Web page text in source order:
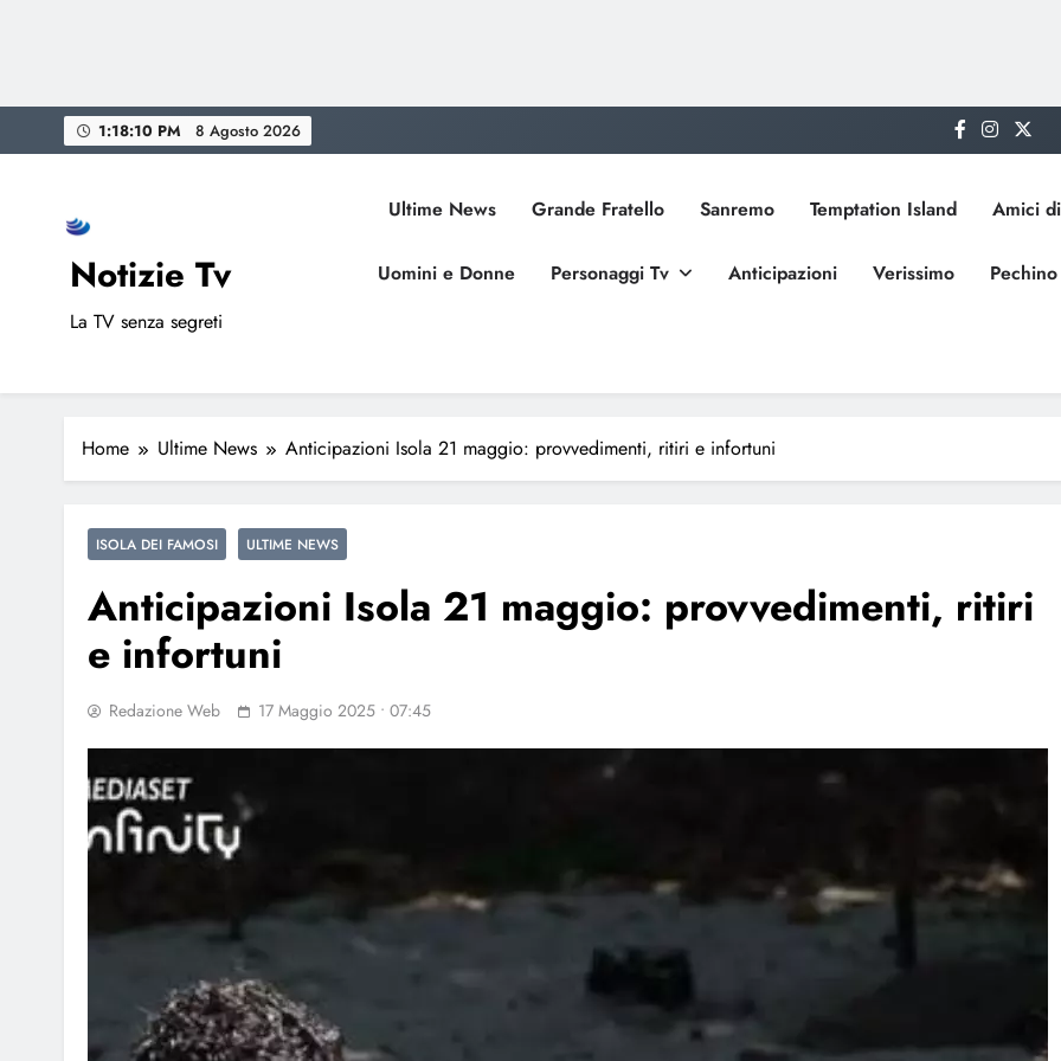
to
1:18:11 PM 8 Agosto 2026
Notizie Tv
La TV senza segreti
Ultime News Grande Fratello Sanremo Temptation Island Amici
Uomini e Donne Personaggi Tv Anticipazioni Verissimo
Home Ultime News Anticipazioni Isola 21 maggio: provvedimenti, ritiri e infortuni
ISOLA DEI FAMOSI ULTIME NEWS
Anticipazioni Isola 21 maggio: provvedimenti, ritiri
e infortuni
Redazione Web 17 Maggio 2025 • 07:45